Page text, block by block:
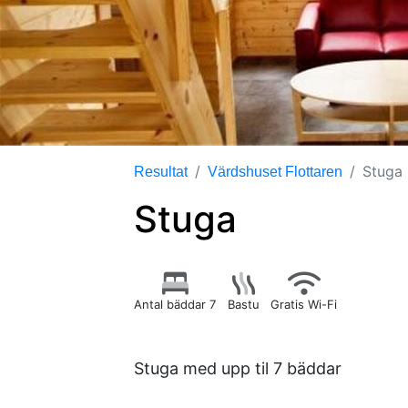
Resultat Värdshuset Flottaren Stuga
Stuga
Antal bäddar 7 Bastu Gratis Wi-Fi
Stuga med upp til 7 bäddar